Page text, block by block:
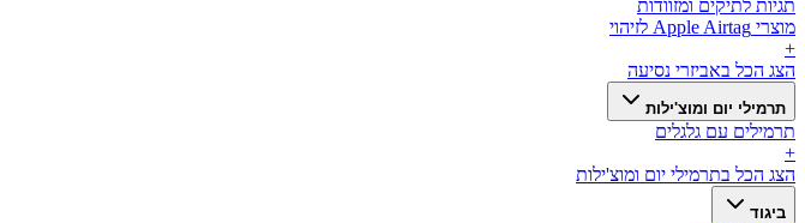
תגיות לתיקים ומזוודות
מוצרי Apple Airtag לזיהוי
+
הצג הכל באביזרי נסיעה
תרמילי יום ומוצ'ילות
תרמילים עם גלגלים
+
הצג הכל בתרמילי יום ומוצ'ילות
ביגוד